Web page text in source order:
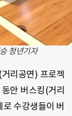
청년기자
리공연) 프로젝
안 버스킹(거리
수강생들이 버